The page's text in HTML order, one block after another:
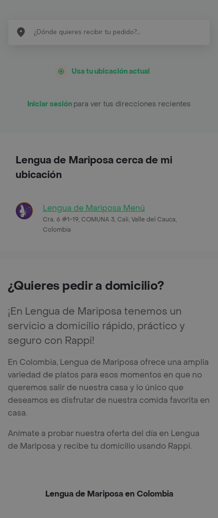
Usa tu ubicación actual
Iniciar sesión para ver tus direcciones recientes
Lengua de Mariposa cerca de mi
ubicación
Lengua de Mariposa Menú
Cra. 6 #1-19, COMUNA 3, Cali, Valle del Cauca,
Colombia
¿Quieres pedir a domicilio?
¡En Lengua de Mariposa tenemos un
servicio a domicilio rápido, práctico y
seguro con Rappi!
En Colombia, Lengua de Mariposa ofrece una amplia
variedad de platos para esos momentos en que no
queremos salir de nuestra casa y lo único que
deseamos es disfrutar de nuestra comida favorita en
casa.
Anímate a probar nuestra oferta del día en Lengua
de Mariposa y recibe tu domicilio usando Rappi.
Lengua de Mariposa en Colombia